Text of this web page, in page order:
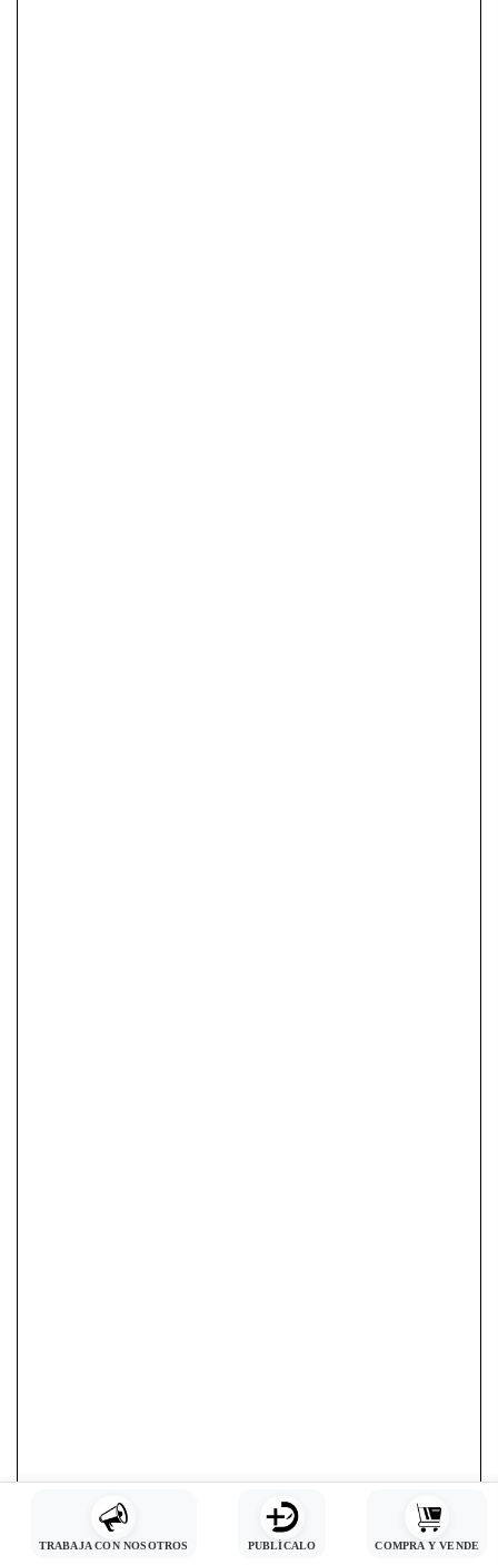
TRABAJA CON NOSOTROS PUBLÍCALO COMPRA Y VENDE